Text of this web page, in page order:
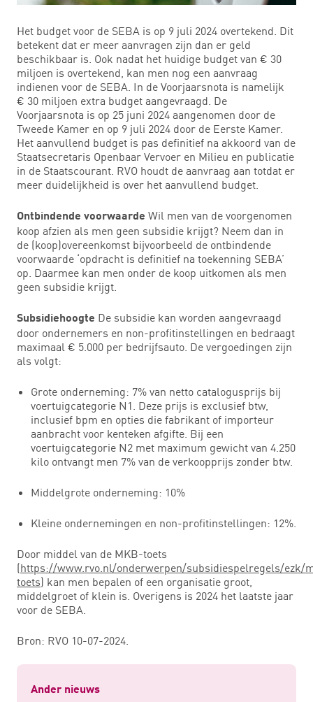
Het budget voor de SEBA is op 9 juli 2024 overtekend. Dit
betekent dat er meer aanvragen zijn dan er geld
beschikbaar is. Ook nadat het huidige budget van € 30
miljoen is overtekend, kan men nog een aanvraag
indienen voor de SEBA. In de Voorjaarsnota is namelijk
€ 30 miljoen extra budget aangevraagd. De
Voorjaarsnota is op 25 juni 2024 aangenomen door de
Tweede Kamer en op 9 juli 2024 door de Eerste Kamer.
Het aanvullend budget is pas definitief na akkoord van de
Staatsecretaris Openbaar Vervoer en Milieu en publicatie
in de Staatscourant. RVO houdt de aanvraag aan totdat er
meer duidelijkheid is over het aanvullend budget.
Ontbindende voorwaarde Wil men van de voorgenomen
koop afzien als men geen subsidie krijgt? Neem dan in
de (koop)overeenkomst bijvoorbeeld de ontbindende
voorwaarde ‘opdracht is definitief na toekenning SEBA’
op. Daarmee kan men onder de koop uitkomen als men
geen subsidie krijgt.
Subsidiehoogte De subsidie kan worden aangevraagd
door ondernemers en non-profitinstellingen en bedraagt
maximaal € 5.000 per bedrijfsauto. De vergoedingen zijn
als volgt:
Grote onderneming: 7% van netto catalogusprijs bij
voertuigcategorie N1. Deze prijs is exclusief btw,
inclusief bpm en opties die fabrikant of importeur
aanbracht voor kenteken afgifte. Bij een
voertuigcategorie N2 met maximum gewicht van 4.250
kilo ontvangt men 7% van de verkoopprijs zonder btw.
Middelgrote onderneming: 10%
Kleine ondernemingen en non-profitinstellingen: 12%.
Door middel van de MKB-toets
(https://www.rvo.nl/onderwerpen/subsidiespelregels/ezk/
toets) kan men bepalen of een organisatie groot,
middelgroet of klein is. Overigens is 2024 het laatste jaar
voor de SEBA.
Bron: RVO 10-07-2024.
Ander nieuws